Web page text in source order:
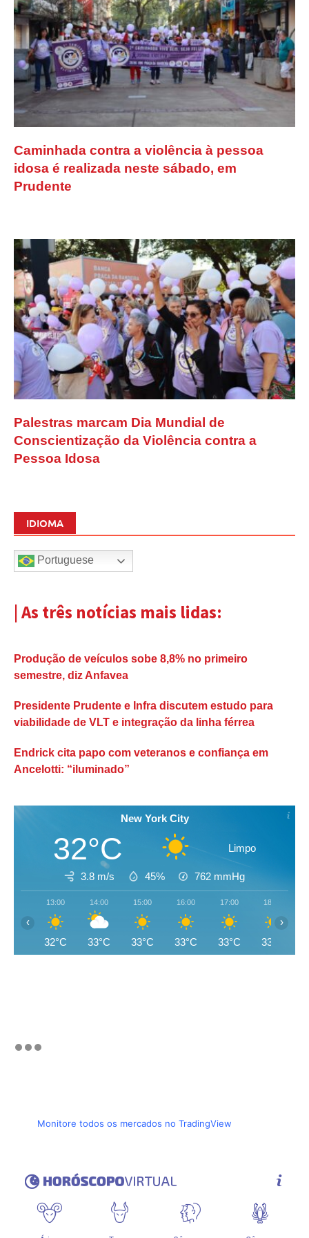
Caminhada contra a violência à pessoa
idosa é realizada neste sábado, em
Prudente
Palestras marcam Dia Mundial de
Conscientização da Violência contra a
Pessoa Idosa
IDIOMA
Portuguese
| As três notícias mais lidas:
Produção de veículos sobe 8,8% no primeiro
semestre, diz Anfavea
Presidente Prudente e Infra discutem estudo para
viabilidade de VLT e integração da linha férrea
Endrick cita papo com veteranos e confiança em
Ancelotti: “iluminado”
New York City
32°C Limpo
3.8 m/s 45% 762 mmHg
13:00
32°C
14:00
33°C
15:00
33°C
16:00
33°C
17:00
33°C
18:00
33°C
‹ ›
Monitore todos os mercados no TradingView